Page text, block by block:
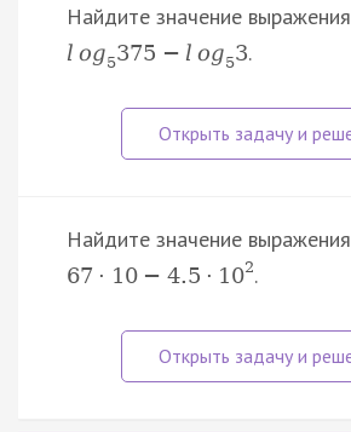
Найдите значение выражения
l og5375 − l og53.
Найдите значение выражения
67 · 10 − 4.5 · 102.